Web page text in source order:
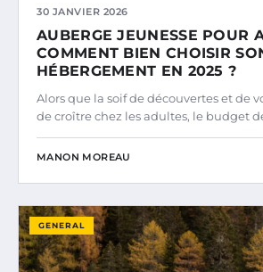
30 JANVIER 2026
AUBERGE JEUNESSE POUR
COMMENT BIEN CHOISIR
HÉBERGEMENT EN 2025 ?
Alors que la soif de découvertes et de
de croître chez les adultes, le budget
MANON MOREAU
GENERAL